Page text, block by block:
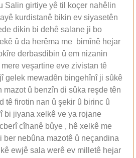
Salin girtiye yê til koçer nahêlin
kurdistanê bikin ev siyasetên
dikin bi dehê salane ji bo
û da herêma me bimînê hejar
derbasdibin û em nizanin
veşartine eve zivistan tê
gelek mewadên bingehînî ji sûkê
û benzîn di sûka reşde tên
tê firotin nan û şekir û birinc û
bi jiyana xelkê ve ya rojane
cîhanê bûye , hê xelkê me
ber nebûna mazotê û neçandina
ewjê sala werê ev milletê hejar